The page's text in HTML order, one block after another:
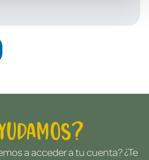
a acceder a tu cuenta? ¿Te